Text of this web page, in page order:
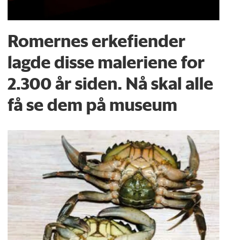
Romernes erkefiender
lagde disse maleriene for
2.300 år siden. Nå skal alle
få se dem på museum